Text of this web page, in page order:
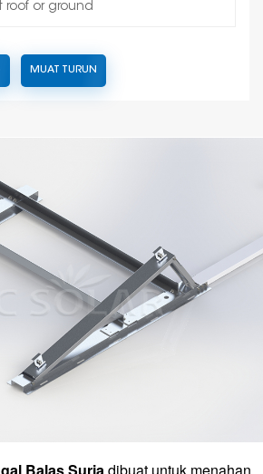
roof or ground
MUAT TURUN
Balas Suriadibuat untuk menahan